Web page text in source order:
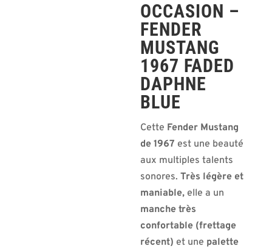
OCCASION –
FENDER
MUSTANG
1967 FADED
DAPHNE
BLUE
Cette Fender Mustang
de 1967 est une beauté
aux multiples talents
sonores.Très légère et
maniable, elle a un
manche très
confortable (frettage
récent) et une palette